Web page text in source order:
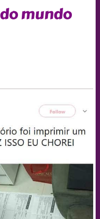
mundo